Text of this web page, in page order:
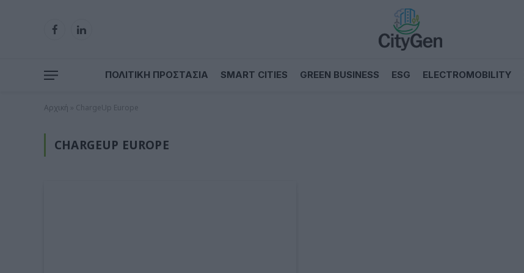
FacebookLinkedIn
ΠΟΛΙΤΙΚΗ ΠΡΟΣΤΑΣΙΑ SMART CITIES GREEN BUSINESS ESG ELECTROMOBILITY
Αρχική ChargeUp Europe
CHARGEUP EUROPE